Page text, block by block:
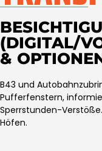
(DIGITAL/
&
B43 und
Pufferfenstern,
Sperrstunden-
Höfen.